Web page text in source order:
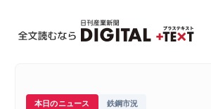
本日のニュース 鉄鋼市況